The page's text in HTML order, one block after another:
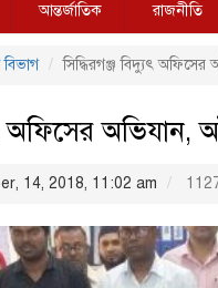
আন্তর্জাতিক রাজনীতি
বিভাগ সিদ্ধিরগঞ্জ বিদ্যুৎ অফিসের
অফিসের অভিযান,
14, 2018, 11:02 am